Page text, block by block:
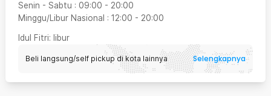
Senin - Sabtu : 09:00 - 20:00
Minggu/Libur Nasional : 12:00 - 20:00
Idul Fitri: libur
Beli langsung/self pickup di kota lainnya Selengkapnya